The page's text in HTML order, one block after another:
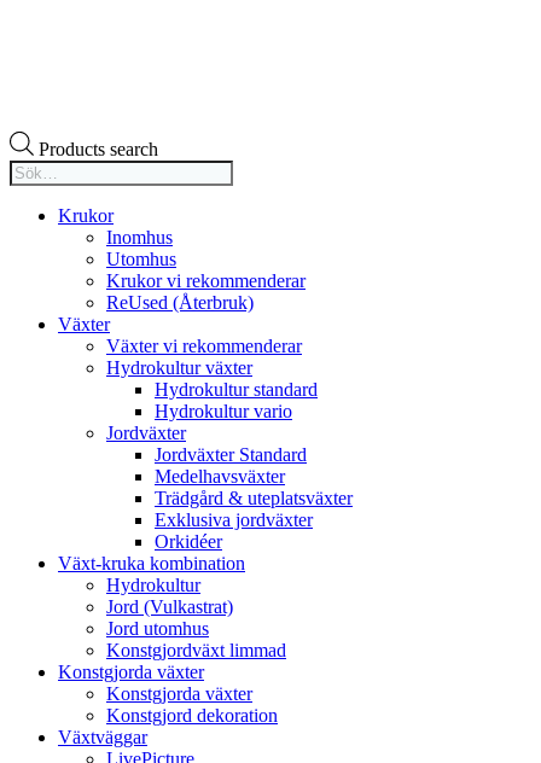
Products search
Krukor
Inomhus
Utomhus
Krukor vi rekommenderar
ReUsed (Återbruk)
Växter
Växter vi rekommenderar
Hydrokultur växter
Hydrokultur standard
Hydrokultur vario
Jordväxter
Jordväxter Standard
Medelhavsväxter
Trädgård & uteplatsväxter
Exklusiva jordväxter
Orkidéer
Växt-kruka kombination
Hydrokultur
Jord (Vulkastrat)
Jord utomhus
Konstgjordväxt limmad
Konstgjorda växter
Konstgjorda växter
Konstgjord dekoration
Växtväggar
LivePicture